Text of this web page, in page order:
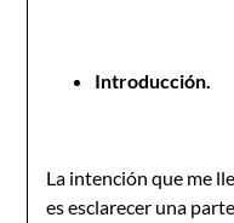
Introducción.
La intención que me
es esclarecer una